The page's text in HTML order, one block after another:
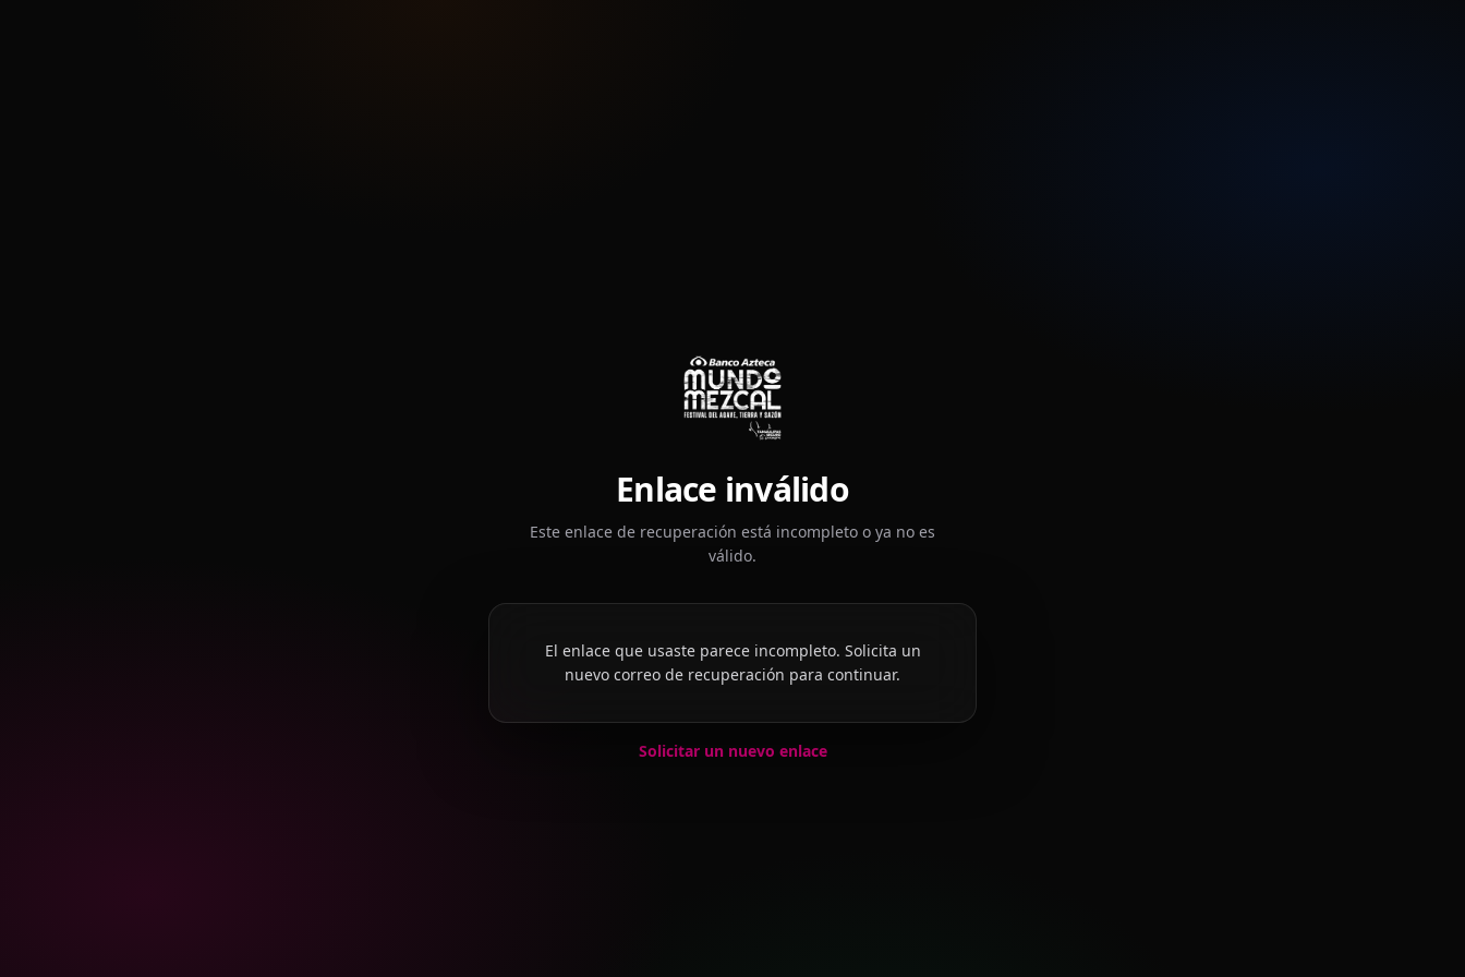
Enlace inválido
Este enlace de recuperación está incompleto o ya no es
válido.
El enlace que usaste parece incompleto. Solicita un
nuevo correo de recuperación para continuar.
Solicitar un nuevo enlace